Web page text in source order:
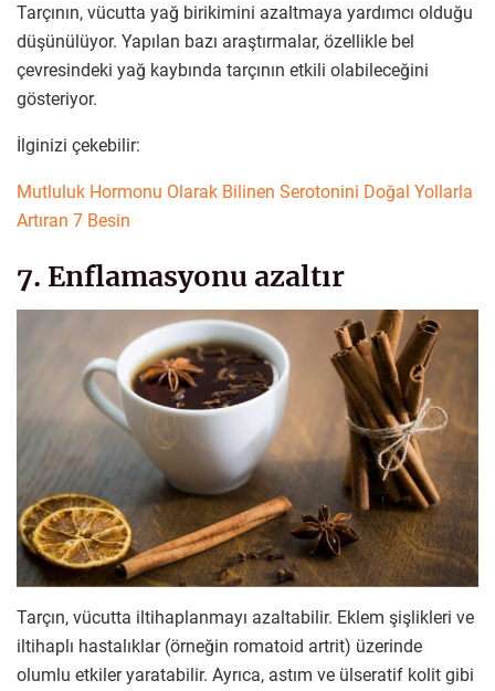
Tarçının, vücutta yağ birikimini azaltmaya yardımcı olduğu
düşünülüyor. Yapılan bazı araştırmalar, özellikle bel
çevresindeki yağ kaybında tarçının etkili olabileceğini
gösteriyor.
İlginizi çekebilir:
Mutluluk Hormonu Olarak Bilinen Serotonini Doğal Yollarla
Artıran 7 Besin
7. Enflamasyonu azaltır
Tarçın, vücutta iltihaplanmayı azaltabilir. Eklem şişlikleri ve
iltihaplı hastalıklar (örneğin romatoid artrit) üzerinde
olumlu etkiler yaratabilir. Ayrıca, astım ve ülseratif kolit gibi